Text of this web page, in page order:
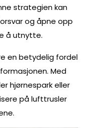
strategien kan
og åpne opp
å utnytte.
en betydelig fordel
Med
hjørnespark eller
på lufttrusler